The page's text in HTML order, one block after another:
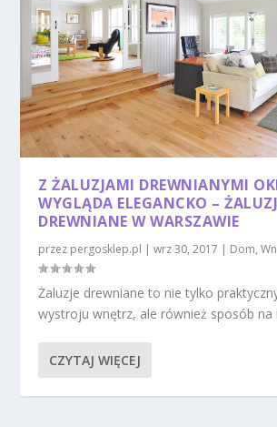
Z ŻALUZJAMI DREWNIANYMI
WYGLĄDA ELEGANCKO –
DREWNIANE W WARSZAWIE
przez pergosklep.pl |wrz 30, 2017 | Dom,
Żaluzje drewniane to nie tylko
wystroju wnętrz, ale również sposób na
CZYTAJ WIĘCEJ